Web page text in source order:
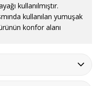
kullanılmıştır.
kullanılan yumuşak
konfor alanı